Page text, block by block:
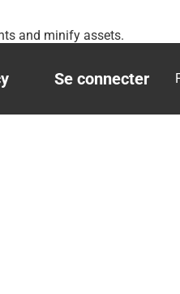
and minify assets.
account
Se connecter